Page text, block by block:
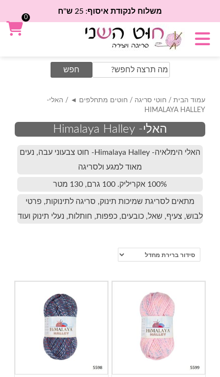
משלוח לנקודת איסוף: 25 ש"ח
Search
for:
עמוד הבית / חוטי סריגה / חוטים מתחלפים ◄ / האלי-
HIMALAYA HALLEY
האלי- Himalaya Halley
האלי הימלאיה- Himalaya Halley- חוט צבעוני עבה, נעים
מאוד למגע ולסריגה
100% אקריליק. 100 גרם, 130 מטר
מתאים לסריגת שמיכות תינוק, סריגה לתינוקות, פרטי
לבוש, צעיף, שאל, כובעים, כפפות, חותלות, נעלי תינוק ועוד
0